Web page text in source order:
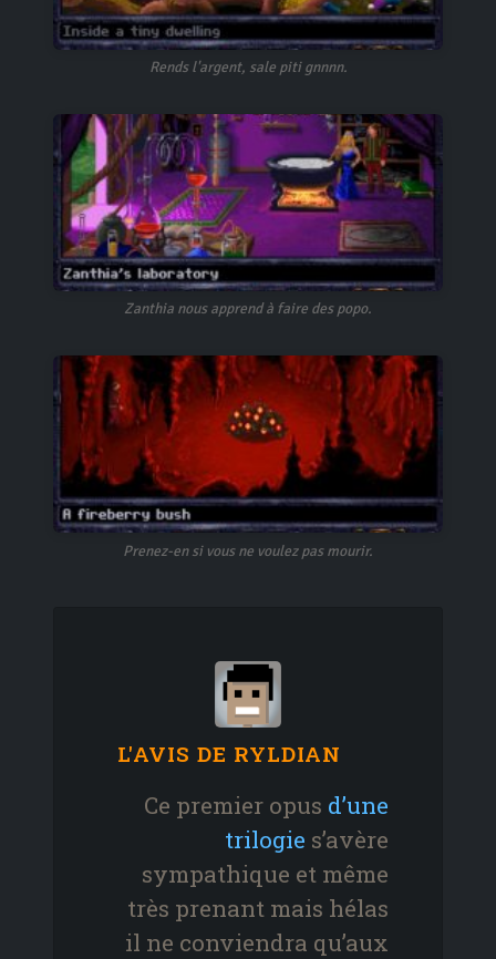
Rends l'argent, sale piti gnnnn.
Zanthia nous apprend à faire des popo.
Prenez-en si vous ne voulez pas mourir.
L'AVIS DE RYLDIAN
Ce premier opus d’une
trilogie s’avère
sympathique et même
très prenant mais hélas
il ne conviendra qu’aux